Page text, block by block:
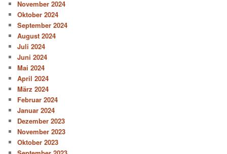
November 2024
Oktober 2024
September 2024
August 2024
Juli 2024
Juni 2024
Mai 2024
April 2024
März 2024
Februar 2024
Januar 2024
Dezember 2023
November 2023
Oktober 2023